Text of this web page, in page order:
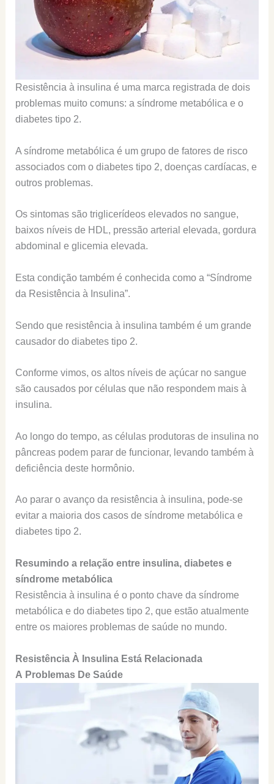
Resistência à insulina é uma marca registrada de dois
problemas muito comuns: a síndrome metabólica e o
diabetes tipo 2.
A síndrome metabólica é um grupo de fatores de risco
associados com o diabetes tipo 2, doenças cardíacas, e
outros problemas.
Os sintomas são triglicerídeos elevados no sangue,
baixos níveis de HDL, pressão arterial elevada, gordura
abdominal e glicemia elevada.
Esta condição também é conhecida como a “Síndrome
da Resistência à Insulina”.
Sendo que resistência à insulina também é um grande
causador do diabetes tipo 2.
Conforme vimos, os altos níveis de açúcar no sangue
são causados por células que não respondem mais à
insulina.
Ao longo do tempo, as células produtoras de insulina no
pâncreas podem parar de funcionar, levando também à
deficiência deste hormônio.
Ao parar o avanço da resistência à insulina, pode-se
evitar a maioria dos casos de síndrome metabólica e
diabetes tipo 2.
Resumindo a relação entre insulina, diabetes e
síndrome metabólica
Resistência à insulina é o ponto chave da síndrome
metabólica e do diabetes tipo 2, que estão atualmente
entre os maiores problemas de saúde no mundo.
Resistência À Insulina Está Relacionada
A Problemas De Saúde